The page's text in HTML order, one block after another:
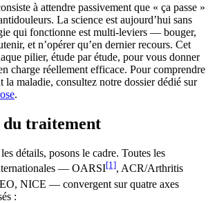
à attendre passivement que « ça passe »
La science est aujourd’hui sans
qui fonctionne est multi-leviers — bouger,
et n’opérer qu’en dernier recours. Cet
pilier, étude par étude, pour vous donner
charge réellement efficace. Pour comprendre
la maladie, consultez notre dossier dédié sur
.
traitement
détails, posons le cadre. Toutes les
— OARSI[1], ACR/Arthritis
NICE — convergent sur quatre axes
: